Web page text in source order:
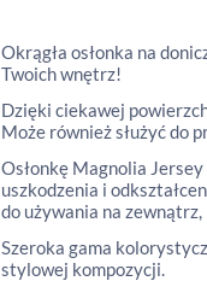
Okrągła osłonka na
Twoich wnętrz!
Dzięki ciekawej
Może również służyć do
Osłonkę Magnolia
uszkodzenia i
do używania na zewnątrz,
Szeroka gama
stylowej kompozycji.